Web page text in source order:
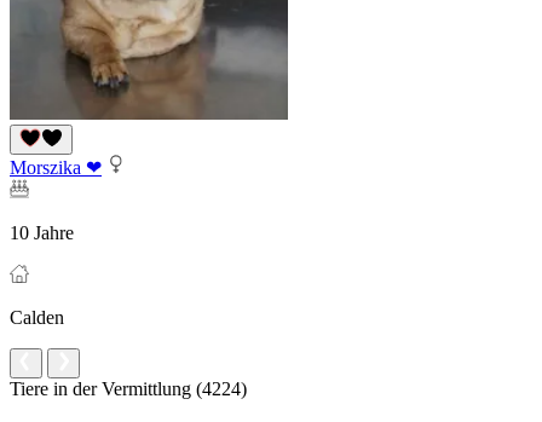
Morszika ❤
10 Jahre
Calden
Tiere in der Vermittlung (4224)